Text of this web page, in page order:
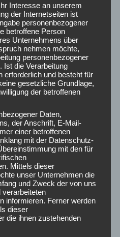
Wien
Interesse an unserem
der Internetseiten ist
personenbezogener
betroffene Person
Unternehmens über
nehmen möchte,
personenbezogener
Ist die Verarbeitung
erforderlich und besteht für
gesetzliche Grundlage,
der betroffenen
Daten,
der Anschrift, E-Mail-
einer betroffenen
mit der Datenschutz-
mit den für
Mittels dieser
unser Unternehmen die
und Zweck der von uns
verarbeiteten
informieren. Ferner werden
dieser
die ihnen zustehenden